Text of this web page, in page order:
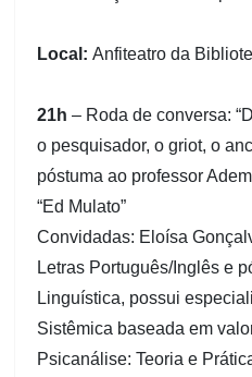
Local:Anfiteatro da
21h– Roda de conversa:
o pesquisador, o griot, o
póstuma ao professor
“Ed Mulato”
Convidadas: Eloísa
Letras Português/Inglês e
Linguística, possui
Sistêmica baseada em
Psicanálise: Teoria e